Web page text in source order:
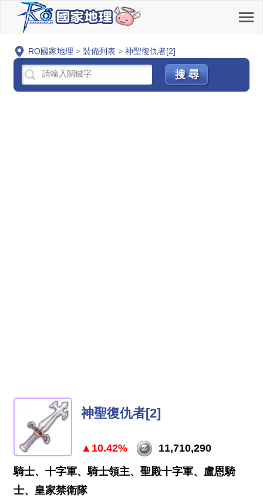
RO國家地理 > 裝備列表 > 神聖復仇者[2]
神聖復仇者[2]
▲10.42%
11,710,290
騎士、十字軍、騎士領主、聖殿十字軍、盧恩騎
士、皇家禁衛隊